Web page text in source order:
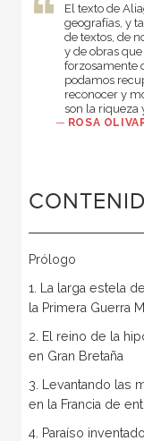
El texto de
geografías, y
de textos, de
y de obras
forzosamente
podamos
reconocer y
son la riqueza
— ROSA
Prólogo
1. La larga estela
la Primera Guerra
2. El reino de la
en Gran Bretaña
3. Levantando las
en la Francia de
4. Paraíso